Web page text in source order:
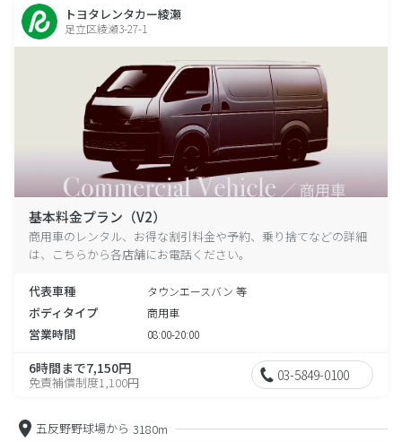
トヨタレンタカー綾瀬
足立区綾瀬3-27-1
基本料金プラン（V2）
商用車のレンタル、お得な割引料金や予約、乗り捨てなどの詳細
は、こちらから各店舗にお電話ください。
代表車種 タウンエースバン 等
ボディタイプ 商用車
営業時間 08:00-20:00
6時間まで7,150円
免責補償制度1,100円 03-5849-0100
五反野野球場から 3180m